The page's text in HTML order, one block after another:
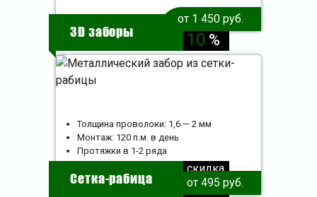
3D заборы
скидка
10 %
от 1 450 руб.
Сетка-рабица
скидка
10%
Толщина проволоки: 1,6 — 2 мм
Монтаж: 120 п.м. в день
Протяжки в 1-2 ряда
от 495 руб.